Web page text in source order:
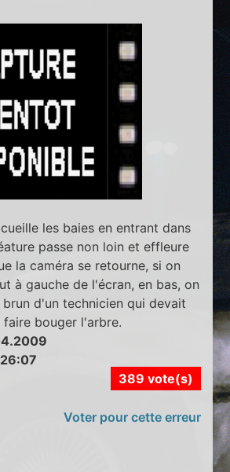
les baies en entrant dans
passe non loin et effleure
la caméra se retourne, si on
à gauche de l'écran, en bas, on
d'un technicien qui devait
bouger l'arbre.
389 vote(s)
Voter pour cette erreur